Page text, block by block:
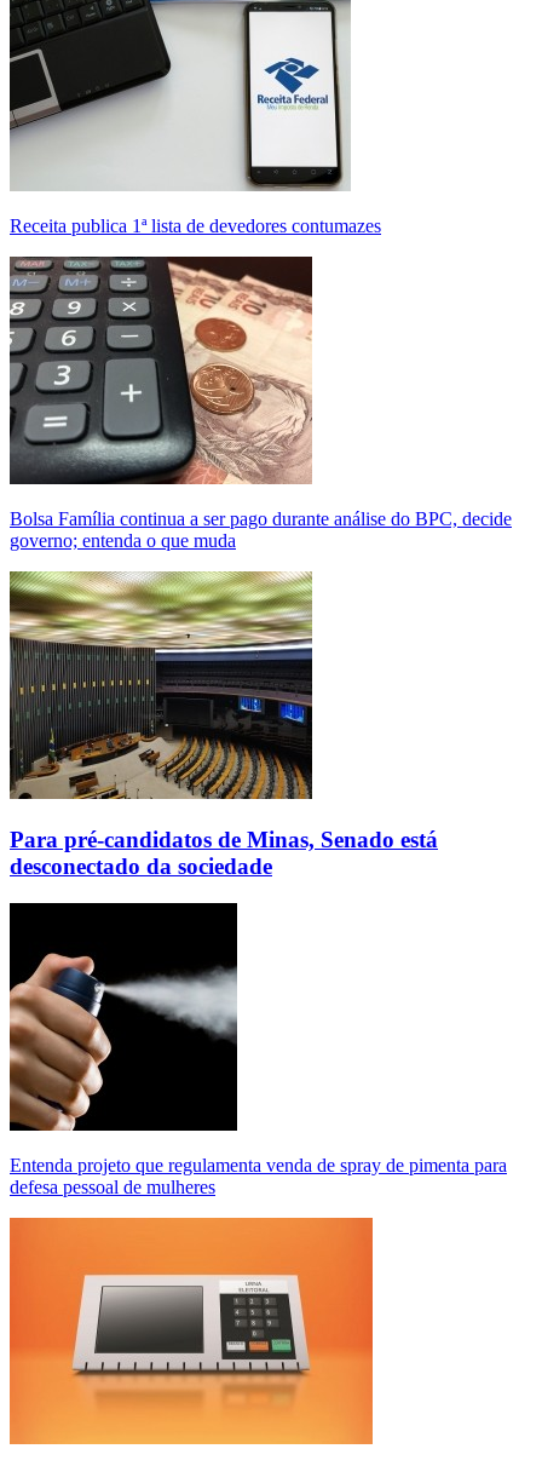
Receita publica 1ª lista de devedores contumazes
Bolsa Família continua a ser pago durante análise do BPC, decide
governo; entenda o que muda
Para pré-candidatos de Minas, Senado está
desconectado da sociedade
Entenda projeto que regulamenta venda de spray de pimenta para
defesa pessoal de mulheres